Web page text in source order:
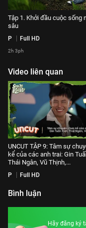
Tập 1. Khởi đầu cuộc sống
sâu
P Full HD
2h 3ph
Video liên quan
UNCUT TẬP 9: Tâm sự
kể của các anh trai: Gin
Thái Ngân, Vũ Thịnh,...
P Full HD
Bình luận
Hãy đăng ký